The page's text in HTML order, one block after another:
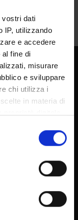
dati
IP, utilizzando
e accedere
fine di
misurare
e sviluppare
chi utilizza i
in materia di
in qualsiasi
o facendo clic
di qualche